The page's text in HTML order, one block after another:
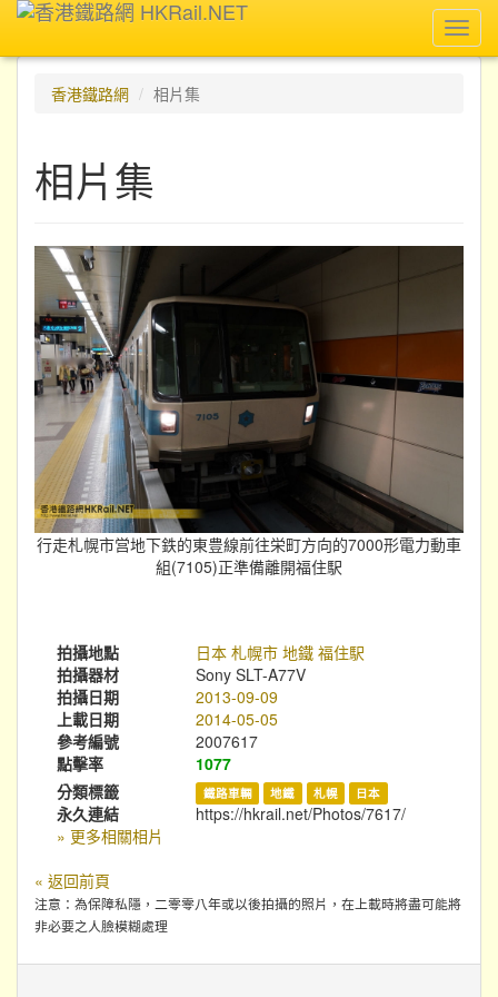
香港鐵路網
相片集
相片集
行走札幌市営地下鉄的東豊線前往栄町方向的7000形電力動車
組(7105)正準備離開福住駅
拍攝地點
日本 札幌市 地鐵 福住駅
拍攝器材
Sony SLT-A77V
拍攝日期
2013-09-09
上載日期
2014-05-05
參考編號
2007617
點擊率
1077
分類標籤
鐵路車輛 地鐵 札幌 日本
永久連結
https://hkrail.net/Photos/7617/
» 更多相關相片
« 返回前頁
注意：為保障私隱，二零零八年或以後拍攝的照片，在上載時將盡可能將
非必要之人臉模糊處理